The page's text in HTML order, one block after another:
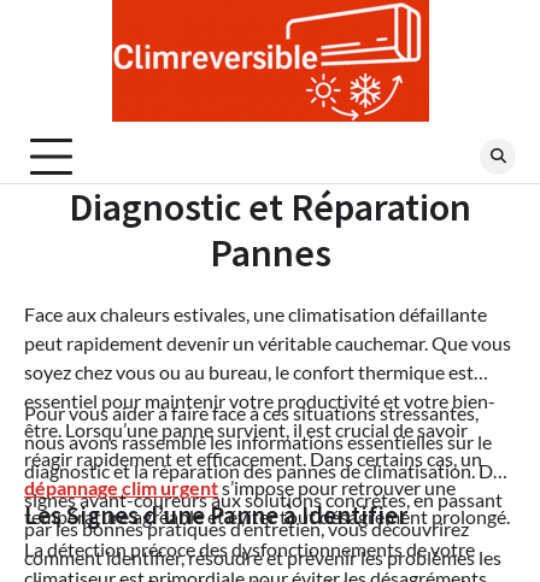
Diagnostic et Réparation
Pannes
Face aux chaleurs estivales, une climatisation défaillante
peut rapidement devenir un véritable cauchemar. Que vous
soyez chez vous ou au bureau, le confort thermique est
essentiel pour maintenir votre productivité et votre bien-
être. Lorsqu’une panne survient, il est crucial de savoir
réagir rapidement et efficacement. Dans certains cas, un
dépannage clim urgents’impose pour retrouver une
température agréable et éviter tout désagrément prolongé.
Pour vous aider à faire face à ces situations stressantes,
nous avons rassemblé les informations essentielles sur le
diagnostic et la réparation des pannes de climatisation. Des
signes avant-coureurs aux solutions concrètes, en passant
par les bonnes pratiques d’entretien, vous découvrirez
comment identifier, résoudre et prévenir les problèmes les
Les Signes d’une Panne à Identifier
La détection précoce des dysfonctionnements de votre